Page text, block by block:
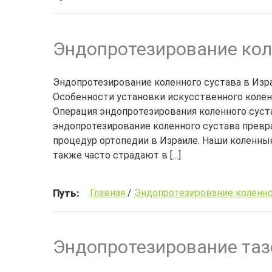
Эндопротезирование
Эндопротезирование коленного сустава в
Особенности установки искусственного
Операция эндопротезирования коленного
эндопротезирование коленного сустава
процедур ортопедии в Израиле. Наши
также часто страдают в […]
Путь: Главная / Эндопротезирование
Эндопротезирование